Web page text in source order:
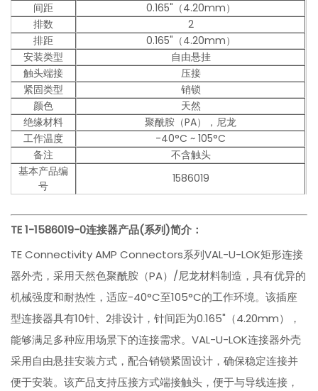
间距
0.165"（4.20mm）
排数
2
排距
0.165"（4.20mm）
安装类型
自由悬挂
触头端接
压接
紧固类型
销锁
颜色
天然
绝缘材料
聚酰胺（PA），尼龙
工作温度
-40°C ~ 105°C
备注
不含触头
基本产品编
号
1586019
TE 1-1586019-0连接器产品(系列)简介：
TE Connectivity AMP Connectors系列VAL-U-LOK矩形连接
器外壳，采用天然色聚酰胺（PA）/尼龙材料制造，具有优异的
机械强度和耐热性，适应-40°C至105°C的工作环境。该插座
型连接器具有10针、2排设计，针间距为0.165"（4.20mm），
能够满足多种应用场景下的连接需求。VAL-U-LOK连接器外壳
采用自由悬挂安装方式，配合销锁紧固设计，确保稳定连接并
便于安装。该产品支持压接方式端接触头，便于与导线连接，